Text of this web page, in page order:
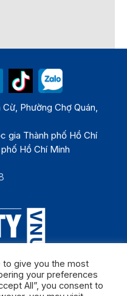
Phường Chợ Quán,
gia Thành phố Hồ Chí
Hồ Chí Minh
to give you the most
your preferences
All”, you consent to